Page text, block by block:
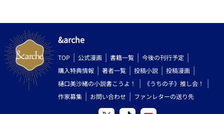
&arche
TOP 公式漫画 書籍一覧
今後の刊行予定
購入特典情報
著者一覧 投稿小説
投稿漫画
樋口美沙緒の小説書こうよ！
《うちの子》推し会！
作家募集
お問い合わせ ファンレターの送り先